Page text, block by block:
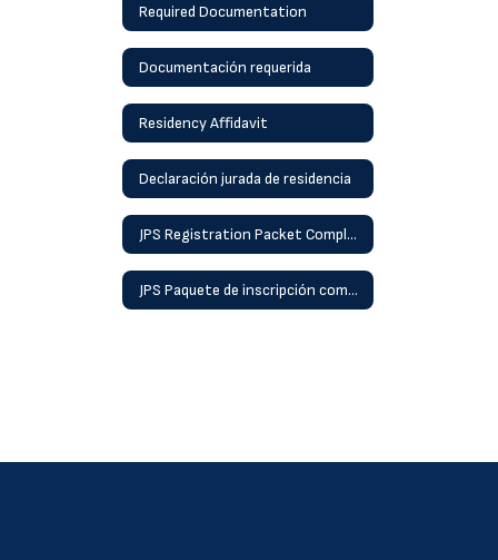
Required Documentation
Documentación requerida
Residency Affidavit
Declaración jurada de residencia
JPS Registration Packet Complete w Health, Language & Residency
JPS Paquete de inscripción completo con Salud, Idioma y Residencia